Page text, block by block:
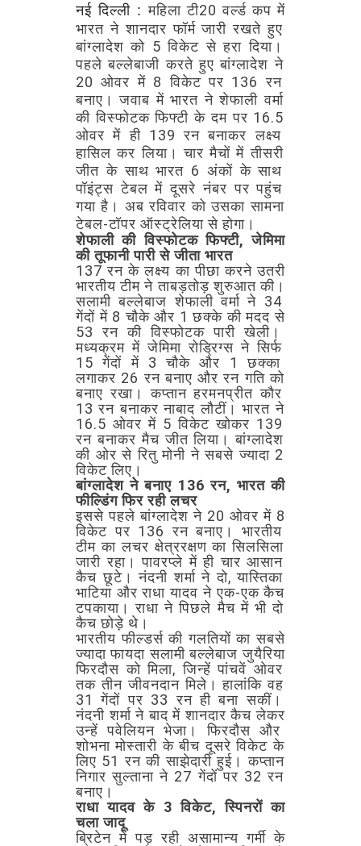
नई दिल्ली :महिला टी20 वर्ल्ड कप में
भारत नेशानदार फॉर्मजारी रखते हुए
बांग्लादेश को 5 विकेट सेहरा दिया।
पहले बल्लेबाजी करतेहुए बांग्लादेश ने
20 ओवर में8 विकेटपर 136 रन
बनाए। जवाब मेंभारत नेशेफाली वर्मा
की विस्फोटकफिफ्टी के दमपर 16.5
ओवर में ही139 रन बनाकर लक्ष्य
हासिल कर लिया। चार मैचों में तीसरी
जीत केसाथ भारत 6 अंकोंकेसाथ
पॉइंट्स टेबल में दूसरे नंबर पर पहुंच
गया है। अब रविवार कोउसका सामना
टेबल-टॉपर ऑस्ट्रेलियासेहोगा।
शेफाली की विस्फोटकफिफ्टी, जेमिमा
कीतूफानीपारीसेजीता भारत
137 रन के लक्ष्य कापीछाकरनेउतरी
भारतीयटीमने ताबड़तोड़शुरुआतकी।
सलामी बल्लेबाज शेफालीवर्मा ने 34
गेंदों में8 चौकेऔर 1 छक्के कीमदद से
53 रन की विस्फोटक पारी खेली।
मध्यक्रम में जेमिमा रोड्रिग्स ने सिर्फ
15 गेंदों में3 चौके और 1
छक्का
लगाकर 26 रनबनाए और रन गतिको
बनाए रखा। कप्तानहरमनप्रीत कौर
13 रन बनाकर नाबाद लौटीं। भारत ने
16.5 ओवर में 5 विकेट खोकर 139
रन बनाकर मैचजीतलिया। बांग्लादेश
की ओर से रितुमोनी नेसबसे ज्यादा2
विकेटलिए।
बांग्लादेश नेबनाए 136 रन, भारतकी
फील्डिंगफिररहीलचर
इससे पहले बांग्लादेश ने 20 ओवर में 8
विकेट पर 136 रनबनाए।
भारतीय
टीम कालचर क्षेत्ररक्षणका सिलसिला
जारी रहा। पावरप्ले मेंही चार आसान
कैच छूटे। नंदनी शर्माने दो, यास्तिका
भाटिया और राधा यादव नेएक-एककैच
टपकाया। राधा ने पिछले मैचमेंभीदो
कैचछोड़े थे।
भारतीय फील्डर्सकी गलतियोंका सबसे
ज्यादाफायदा सलामीबल्लेबाज जुयैरिया
फिरदौस कोमिला, जिन्हें पांचवेंओवर
तक तीनजीवनदानमिले। हालांकि वह
31 गेंदों पर 33 रनहीबना सकीं।
नंदनी शर्माने बादमें शानदार कैच लेकर
उन्हें पवेलियन भेजा। फिरदौसऔर
शोभना मोस्तारी केबीच दूसरे विकेट के
लिए 51 रनकी साझेदारीहुई। कप्तान
निगार सुल्ताना ने 27 गेंदोंपर 32 रन
बनाए।
राधा यादव के3 विकेट, स्पिनरोंका
चलाजादू
ब्रिटेन में पड़ रही असामान्य गर्मी के